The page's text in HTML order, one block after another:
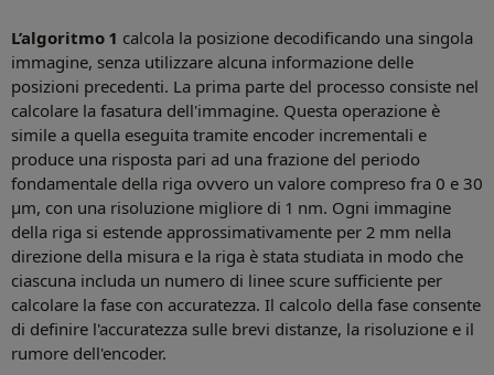
L’algoritmo 1 calcola la posizione decodificando una singola
immagine, senza utilizzare alcuna informazione delle
posizioni precedenti. La prima parte del processo consiste nel
calcolare la fasatura dell'immagine. Questa operazione è
simile a quella eseguita tramite encoder incrementali e
produce una risposta pari ad una frazione del periodo
fondamentale della riga ovvero un valore compreso fra 0 e 30
µm, con una risoluzione migliore di 1 nm. Ogni immagine
della riga si estende approssimativamente per 2 mm nella
direzione della misura e la riga è stata studiata in modo che
ciascuna includa un numero di linee scure sufficiente per
calcolare la fase con accuratezza. Il calcolo della fase consente
di definire l'accuratezza sulle brevi distanze, la risoluzione e il
rumore dell'encoder.